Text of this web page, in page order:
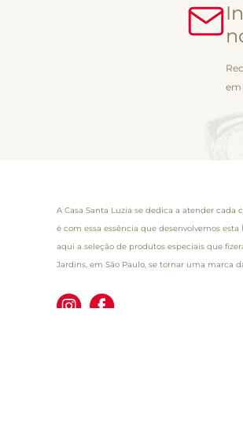
em
A Casa Santa Luzia se dedica a atender cada
é com essa essência que desenvolvemos
aqui a seleção de produtos especiais que
Jardins, em São Paulo, se tornar uma marca